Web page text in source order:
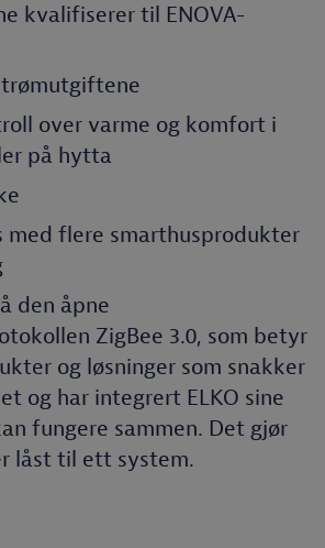
kvalifiserer til ENOVA-
over varme og komfort i
på hytta
med flere smarthusprodukter
den åpne
ZigBee 3.0, som betyr
og løsninger som snakker
og har integrert ELKO sine
fungere sammen. Det gjør
låst til ett system.